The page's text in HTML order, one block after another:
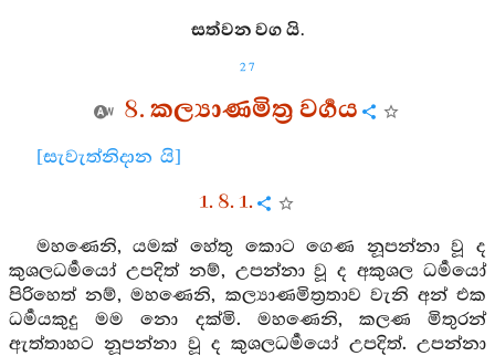
සත්වන වග යි.
27
8. කල්‍යාණමිත්‍ර වර්‍ගය
[සැවැත්නිදාන යි]
1. 8. 1.
මහණෙනි, යමක් හේතු කොට ගෙණ නූපන්නා වූ ද
කුශලධර්‍මයෝ උපදිත් නම්, උපන්නා වූ ද අකුශල ධර්‍මයෝ
පිරිහෙත් නම්, මහණෙනි, කල්‍යාණමිත්‍රතාව වැනි අන් එක
ධර්‍මයකුදු මම නො දක්මි. මහණෙනි, කලණ මිතුරන්
ඇත්තාහට නූපන්නා වූ ද කුශලධර්‍මයෝ උපදිත්. උපන්නා